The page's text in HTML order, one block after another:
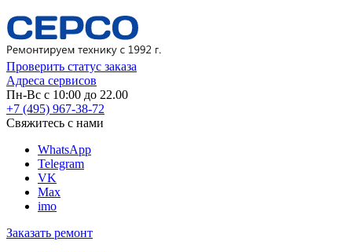
Проверить статус заказа
Адреса сервисов
Пн-Вс с 10:00 до 22.00
+7 (495) 967-38-72
Свяжитесь с нами
WhatsApp
Telegram
VK
Max
imo
Заказать ремонт